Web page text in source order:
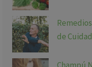
de
Champú